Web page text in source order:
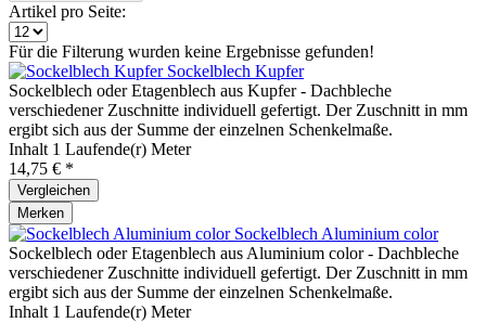
Artikel pro Seite:
Für die Filterung wurden keine Ergebnisse gefunden!
Sockelblech Kupfer
Sockelblech oder Etagenblech aus Kupfer - Dachbleche
verschiedener Zuschnitte individuell gefertigt. Der Zuschnitt in mm
ergibt sich aus der Summe der einzelnen Schenkelmaße.
Inhalt 1 Laufende(r) Meter
14,75 € *
Vergleichen
Merken
Sockelblech Aluminium color
Sockelblech oder Etagenblech aus Aluminium color - Dachbleche
verschiedener Zuschnitte individuell gefertigt. Der Zuschnitt in mm
ergibt sich aus der Summe der einzelnen Schenkelmaße.
Inhalt 1 Laufende(r) Meter